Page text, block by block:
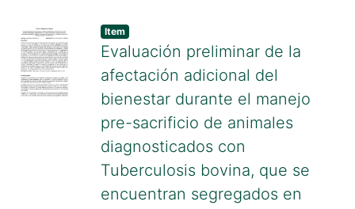
abordajes integrales, multidisciplinares
e intersectoriales, junto con la
educación y participación de las
comunidades para resolver problemas
complejos en salud y bienestar.
Item
Evaluación preliminar de la
afectación adicional del
bienestar durante el manejo
pre-sacrificio de animales
diagnosticados con
Tuberculosis bovina, que se
encuentran segregados en